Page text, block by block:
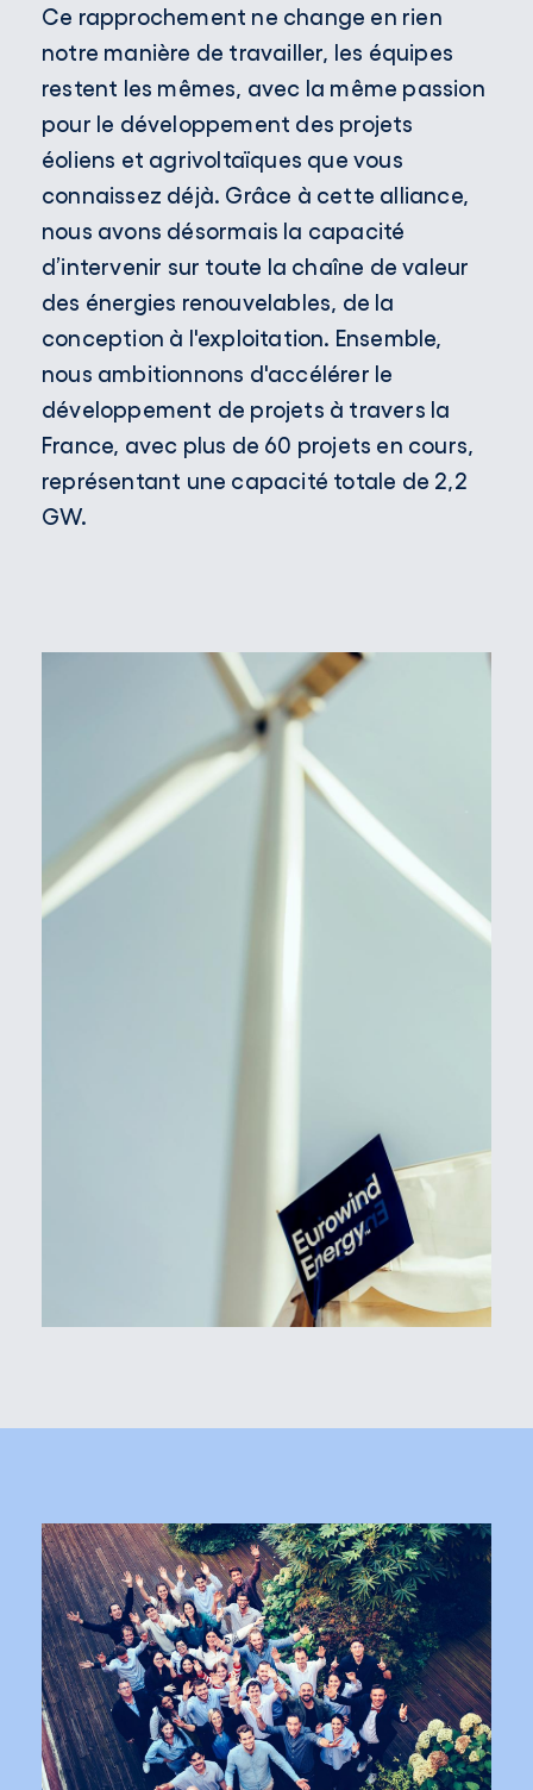
Ce rapprochement ne change en rien
notre manière de travailler, les équipes
restent les mêmes, avec la même passion
pour le développement des projets
éoliens et agrivoltaïques que vous
connaissez déjà. Grâce à cette alliance,
nous avons désormais la capacité
d’intervenir sur toute la chaîne de valeur
des énergies renouvelables, de la
conception à l'exploitation. Ensemble,
nous ambitionnons d'accélérer le
développement de projets à travers la
France, avec plus de 60 projets en cours,
représentant une capacité totale de 2,2
GW.